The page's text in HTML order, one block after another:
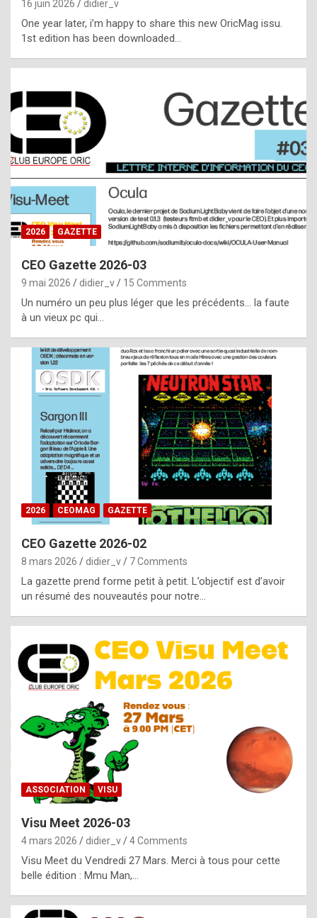
l
t
t
s
t
a
s
i
e
f
o
m
m
a
y
b
e
b
y
g
e
n
u
i
n
e
R
o
p
l
c
16 juin 2026 didier_v
One year later, i’m happy to share this new OricMag issu.
1st edition has been downloaded…
2026 GAZETTE
CEO Gazette 2026-03
9 mai 2026 didier_v 15 Comments
Un numéro un peu plus léger que les précédents… la faute
à un vieux pc qui…
2026 CEOMAG GAZETTE
CEO Gazette 2026-02
8 mars 2026 didier_v 7 Comments
La gazette prend forme petit à petit. L’objectif est d’avoir
un résumé des nouveautés pour notre…
ASSOCIATION VISU
Visu Meet 2026-03
4 mars 2026 didier_v 4 Comments
Visu Meet du Vendredi 27 Mars. Merci à tous pour cette
belle édition : Mmu Man,…